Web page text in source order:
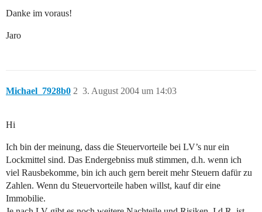
Danke im voraus!
Jaro
Michael_7928b0 3. August 2004 um 14:03
2
Hi
Ich bin der meinung, dass die Steuervorteile bei LV’s nur ein
Lockmittel sind. Das Endergebniss muß stimmen, d.h. wenn ich
viel Rausbekomme, bin ich auch gern bereit mehr Steuern dafür zu
Zahlen. Wenn du Steuervorteile haben willst, kauf dir eine
Immobilie.